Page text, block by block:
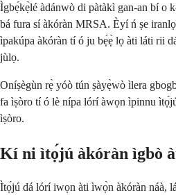
Ìgbẹ́kẹ̀lé àdánwò di pàtàkì gan-an bí o
bá fura sí àkóràn MRSA. Èyí ń ṣe
ìpakúpa àkóràn tí ó ju bẹ́ẹ̀ lọ àti láti rii
jùlọ.
Oníṣègùn rẹ̀ yóò tún ṣàyẹ̀wò ìlera
fa ìṣòro tí ó lè nípa lórí àwọn ìpinnu
ìṣòro.
Kí ni ìtọ́jú àkóràn ìgbò
Ìtọ́jú dá lórí iwọn àti ìwọ̀n àkóràn náà,